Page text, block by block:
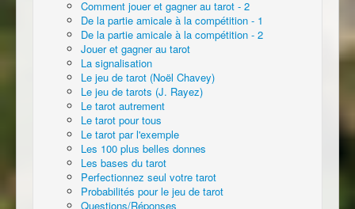
Comment jouer et gagner au tarot - 2
De la partie amicale à la compétition - 1
De la partie amicale à la compétition - 2
Jouer et gagner au tarot
La signalisation
Le jeu de tarot (Noël Chavey)
Le jeu de tarots (J. Rayez)
Le tarot autrement
Le tarot pour tous
Le tarot par l'exemple
Les 100 plus belles donnes
Les bases du tarot
Perfectionnez seul votre tarot
Probabilités pour le jeu de tarot
Questions/Réponses